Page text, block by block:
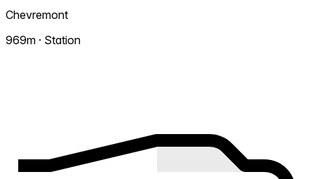
Chevremont
969m · Station